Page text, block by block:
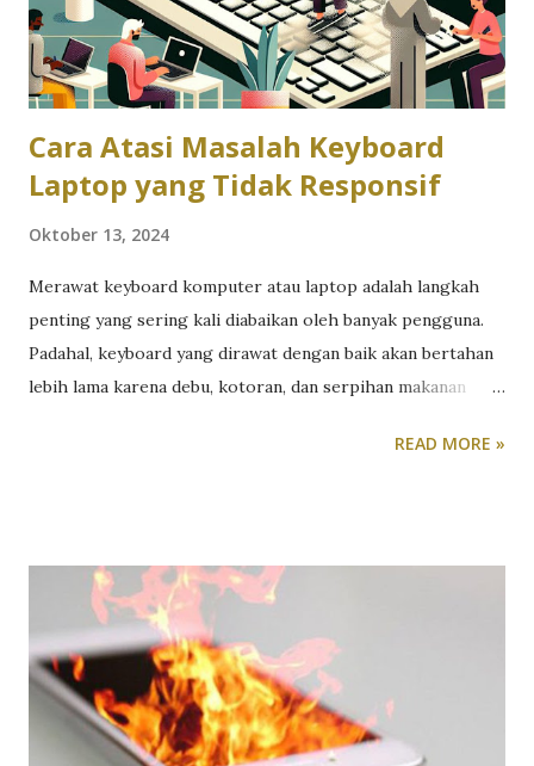
hotspot memerlukan koneksi data untuk berfungsi.
Aktifkan "Allow Others to Join" Geser tombol Allow Others
to Join hingga berwarna hijau. Setelah aktif, a...
Cara Atasi Masalah Keyboard
Laptop yang Tidak Responsif
Oktober 13, 2024
Merawat keyboard komputer atau laptop adalah langkah
penting yang sering kali diabaikan oleh banyak pengguna.
Padahal, keyboard yang dirawat dengan baik akan bertahan
lebih lama karena debu, kotoran, dan serpihan makanan
kerusakan mekanis dan mengurangi responsivitas tombol.
internal. Selain itu, keyboard yang bersih dan terawat akan
lebih responsif dan nyaman digunakan, yang sangat penting
bagi mereka yang sering mengetik atau bermain game, di
mana responsivitas tombol sangat krusial. Tidak hanya itu,
menjaga kebersihan keyboard juga dapat membantu
mencegah penyebaran penyakit dan menjaga kesehatan
READ MORE »